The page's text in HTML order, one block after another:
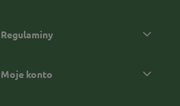
Regulaminy
Moje konto